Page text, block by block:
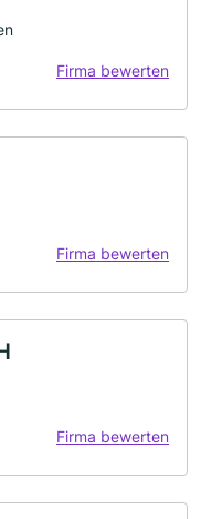
Firma bewerten
Firma bewerten
Firma bewerten